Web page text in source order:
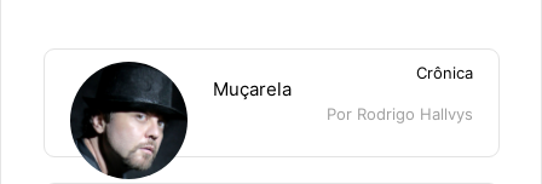
Crônica
Muçarela
Por Rodrigo Hallvys